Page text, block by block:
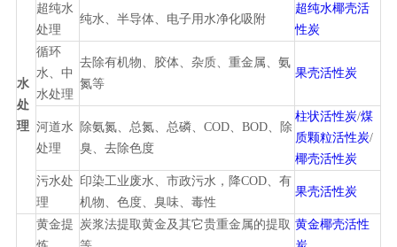
水
处
理
超纯水
处理
纯水、半导体、电子用水净化吸附
超纯水椰壳活
性炭
循环
水、中
水处理
去除有机物、胶体、杂质、重金属、氨
氮等
果壳活性炭
河道水
处理
除氨氮、总氮、总磷、COD、BOD、除
臭、去除色度
柱状活性炭/煤
质颗粒活性炭/
椰壳活性炭
污水处
理
印染工业废水、市政污水，降COD、有
机物、色度、臭味、毒性
果壳活性炭
黄金提 炭浆法提取黄金及其它贵重金属的提取 黄金椰壳活性